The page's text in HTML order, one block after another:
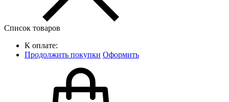
Список товаров
К оплате:
Продолжить покупки Оформить